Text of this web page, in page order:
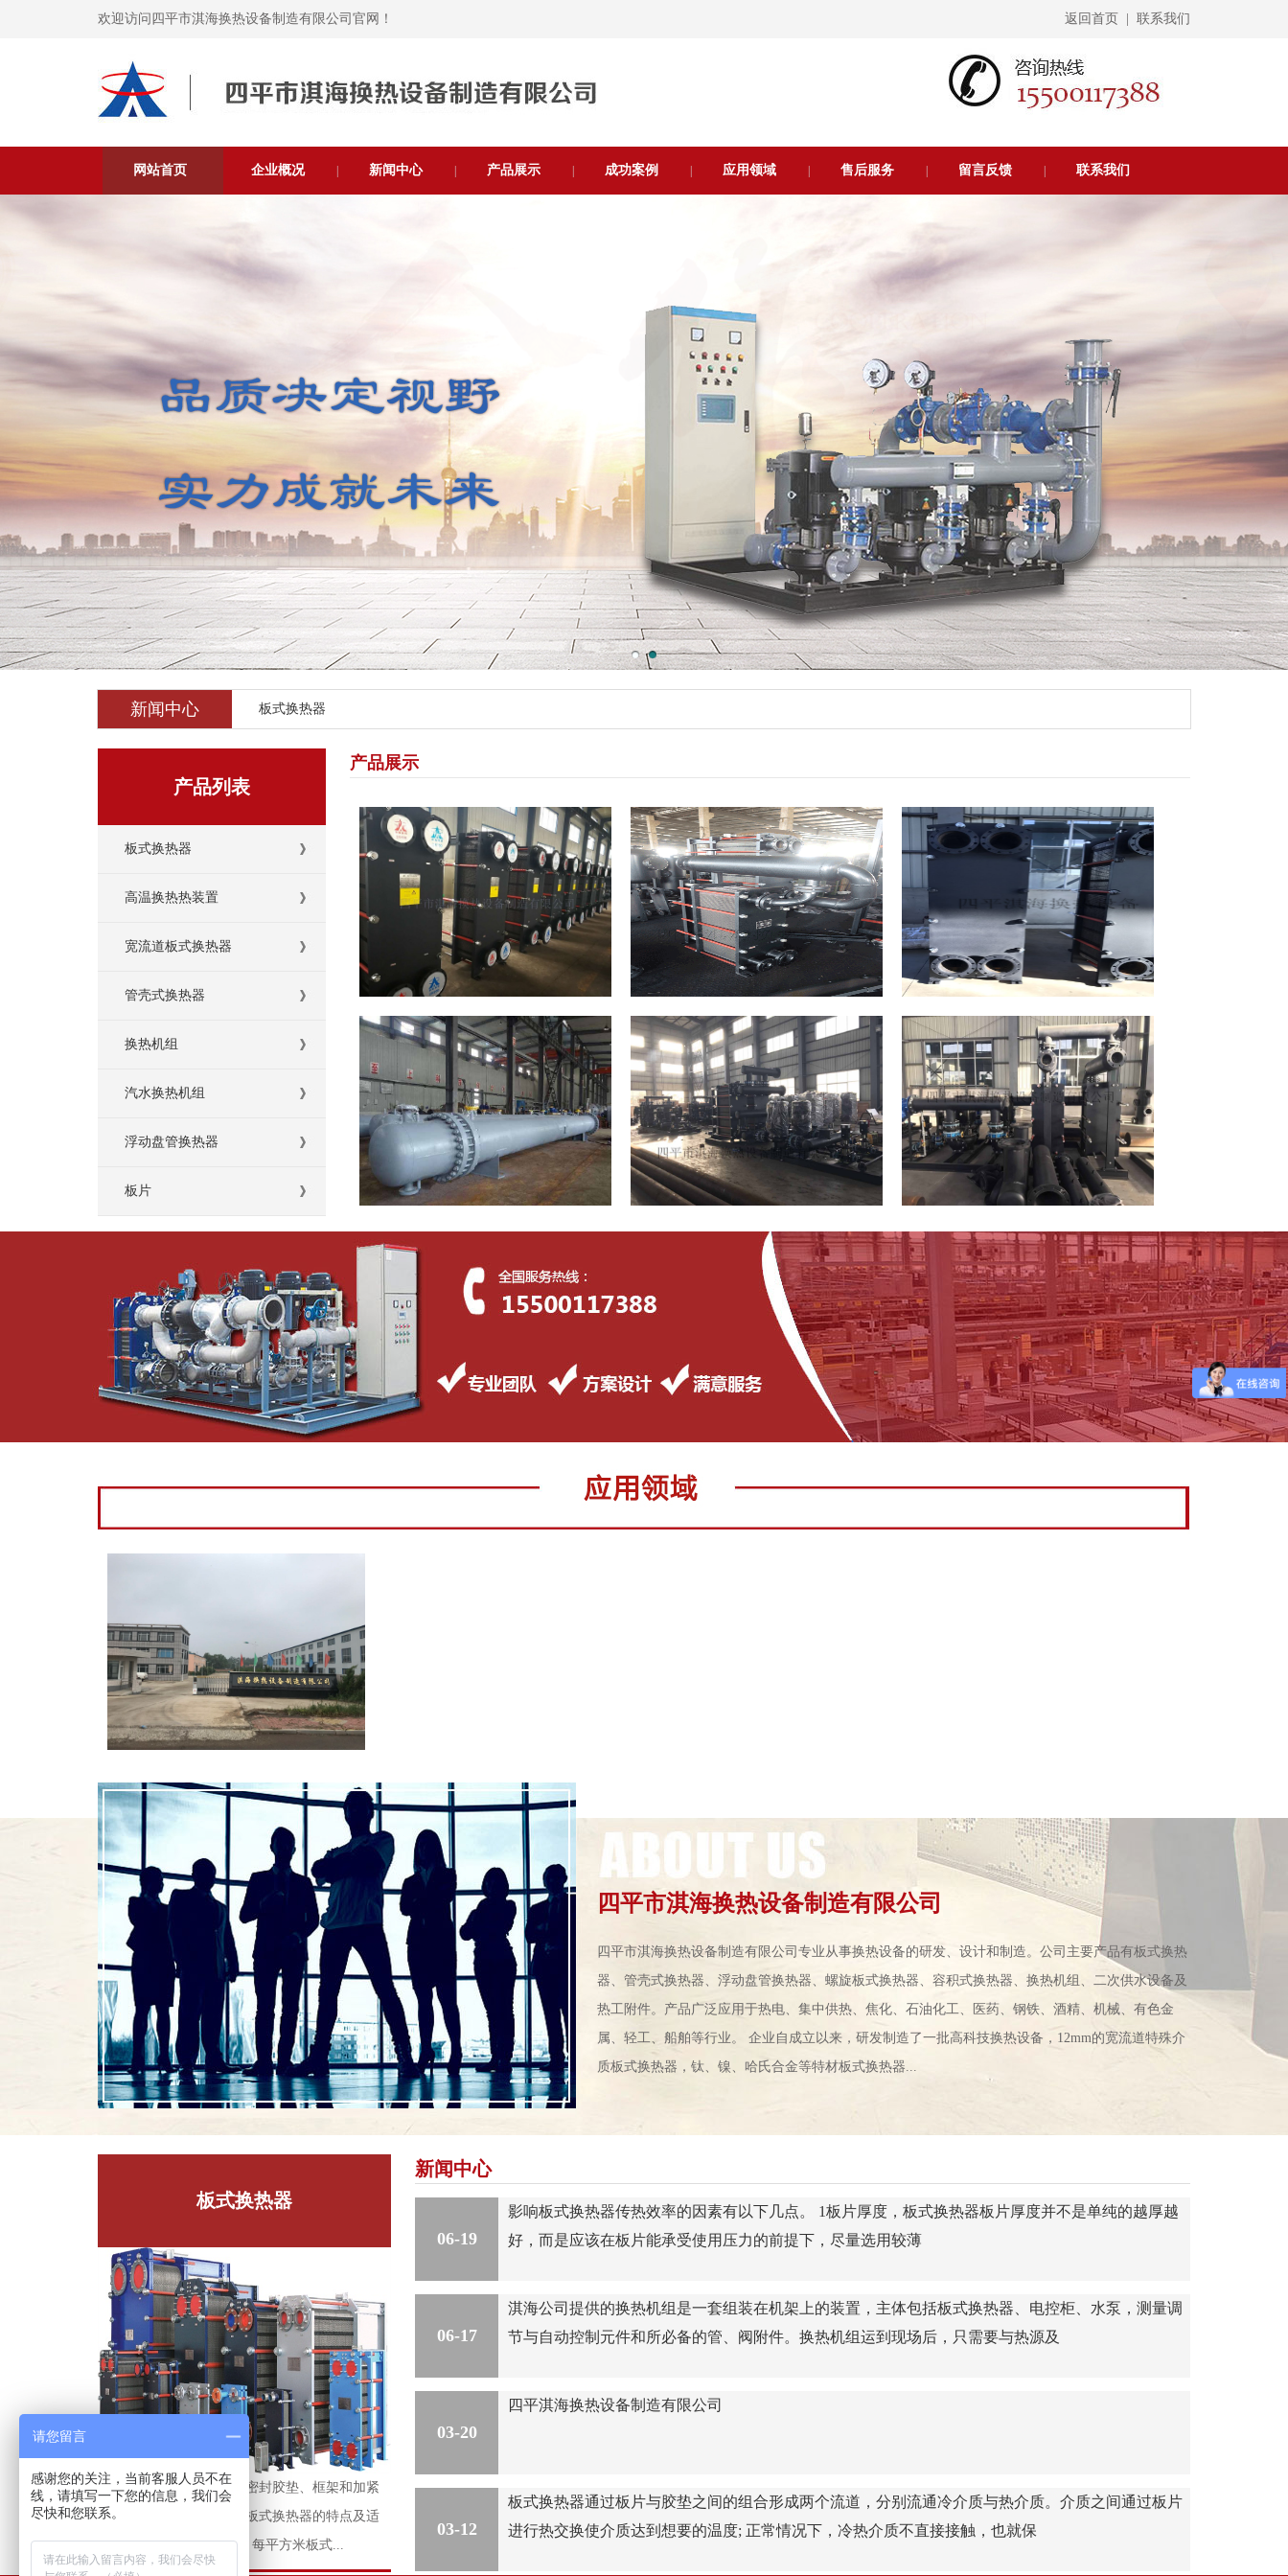
欢迎访问四平市淇海换热设备制造有限公司官网！ 返回首页 联系我们
网站首页 企业概况 新闻中心 产品展示 成功案例 应用领域 售后服务 留言反馈 联系我们
新闻中心 板式换热器
产品列表
板式换热器
高温换热热装置
宽流道板式换热器
管壳式换热器
换热机组
汽水换热机组
浮动盘管换热器
板片
产品展示
四平市淇海换热设备制造有限公司
四平市淇海换热设备制造有限公司专业从事换热设备的研发、设计和制造。公司主要产品有板式换热
器、管壳式换热器、浮动盘管换热器、螺旋板式换热器、容积式换热器、换热机组、二次供水设备及
热工附件。产品广泛应用于热电、集中供热、焦化、石油化工、医药、钢铁、酒精、机械、有色金
属、轻工、船舶等行业。 企业自成立以来，研发制造了一批高科技换热设备，12mm的宽流道特殊介
质板式换热器，钛、镍、哈氏合金等特材板式换热器...
板式换热器
板式换热器由传热板片、密封胶垫、框架和加紧
螺栓等主要零部件组成。板式换热器的特点及适
用范围：1、换热效率高，每平方米板式...
新闻中心
06-19
​影响板式换热器传热效率的因素有以下几点。 1板片厚度，板式换热器板片厚度并不是单纯的越厚越
好，而是应该在板片能承受使用压力的前提下，尽量选用较薄
06-17
淇海公司提供的换热机组是一套组装在机架上的装置，主体包括板式换热器、电控柜、水泵，测量调
节与自动控制元件和所必备的管、阀附件。换热机组运到现场后，只需要与热源及
03-20
四平淇海换热设备制造有限公司
03-12
板式换热器通过板片与胶垫之间的组合形成两个流道，分别流通冷介质与热介质。介质之间通过板片
进行热交换使介质达到想要的温度; 正常情况下，冷热介质不直接接触，也就保
请您留言
感谢您的关注，当前客服人员不在
线，请填写一下您的信息，我们会
尽快和您联系。